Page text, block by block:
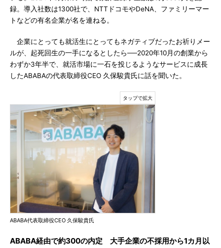
録。導入社数は1300社で、NTTドコモやDeNA、ファミリーマー
トなどの有名企業が名を連ねる。
企業にとっても就活生にとってもネガティブだったお祈りメー
ルが、起死回生の一手になるとしたら──2020年10月の創業から
わずか3年半で、就活市場に一石を投じるようなサービスに成長
したABABAの代表取締役CEO 久保駿貴氏に話を聞いた。
ABABA代表取締役CEO 久保駿貴氏
ABABA経由で約300の内定 大手企業の不採用から1カ月以